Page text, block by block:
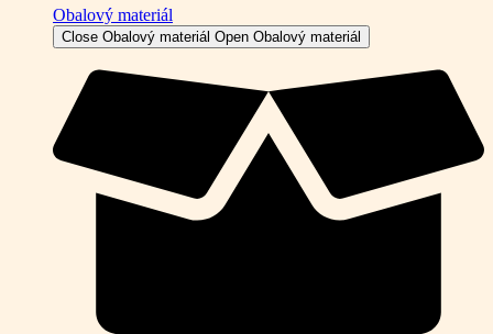
Obalový materiál
Close Obalový materiál Open Obalový materiál